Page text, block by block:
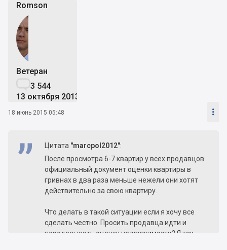
Romson
Ветеран
3 544
13 октября 2013
18 июнь 2015 05:48 
Цитата "marcpol2012":
После просмотра 6-7 квартир у всех продавцов
официальный документ оценки квартиры в
гривнах в два раза меньше нежели они хотят
действительно за свою квартиру.
Что делать в такой ситуации если я хочу все
сделать честно. Просить продавца идти и
переделывать оценку недвижимости? Я так